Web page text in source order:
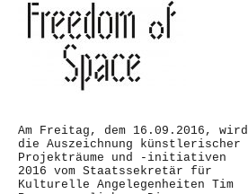
Am Freitag, dem 16.09.2016, wird
die Auszeichnung künstlerischer
Projekträume und -initiativen
2016 vom Staatssekretär für
Kulturelle Angelegenheiten Tim